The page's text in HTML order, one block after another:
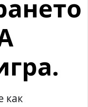
как